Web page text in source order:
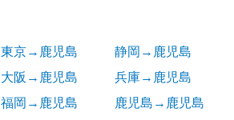
東京→鹿児島
静岡→鹿児島
大阪→鹿児島
兵庫→鹿児島
福岡→鹿児島
鹿児島→鹿児島